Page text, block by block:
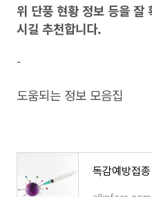
위 단풍 현황 정보 등을 잘
시길 추천합니다.
-
도움되는 정보 모음집
독감예방접